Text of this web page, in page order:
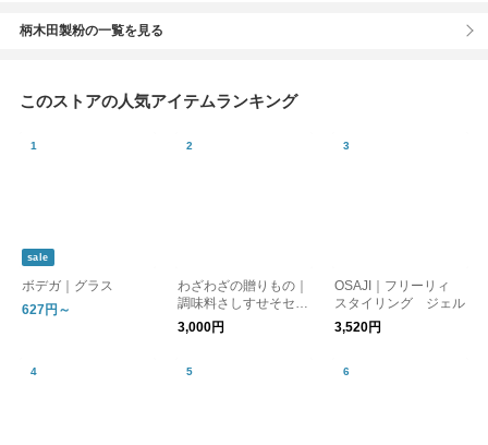
柄木田製粉の一覧を見る
このストアの人気アイテムランキング
sale
ボデガ｜グラス
627円～
わざわざの贈りもの｜
調味料さしすせそセッ
ト【ギフト】
3,000円
OSAJI｜フリーリィ
スタイリング ジェル
3,520円